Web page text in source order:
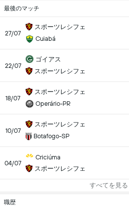
最後のマッチ
27/07
スポーツレシフェ
Cuiabá
22/07
ゴイアス
スポーツレシフェ
18/07
スポーツレシフェ
Operário-PR
10/07
スポーツレシフェ
Botafogo-SP
04/07
Criciúma
スポーツレシフェ
すべてを見る
職歴